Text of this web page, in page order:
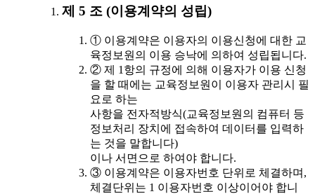
제 5 조 (이용계약의 성립)
① 이용계약은 이용자의 이용신청에 대한 교
육정보원의 이용 승낙에 의하여 성립됩니다.
② 제 1항의 규정에 의해 이용자가 이용 신청
을 할 때에는 교육정보원이 이용자 관리시 필
요로 하는
사항을 전자적방식(교육정보원의 컴퓨터 등
정보처리 장치에 접속하여 데이터를 입력하
는 것을 말합니다)
이나 서면으로 하여야 합니다.
③ 이용계약은 이용자번호 단위로 체결하며,
체결단위는 1 이용자번호 이상이어야 합니